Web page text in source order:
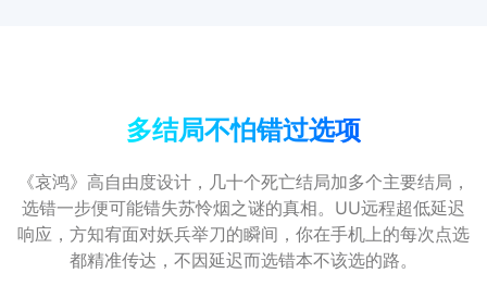
多结局不怕错过选项
《哀鸿》高自由度设计，几十个死亡结局加多个主要结局，
选错一步便可能错失苏怜烟之谜的真相。UU远程超低延迟
响应，方知宥面对妖兵举刀的瞬间，你在手机上的每次点选
都精准传达，不因延迟而选错本不该选的路。